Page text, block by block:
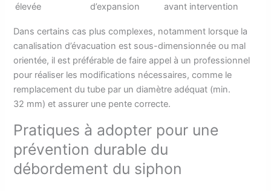
élevée
d’expansion
avant intervention
Dans certains cas plus complexes, notamment lorsque la
canalisation d’évacuation est sous-dimensionnée ou mal
orientée, il est préférable de faire appel à un professionnel
pour réaliser les modifications nécessaires, comme le
remplacement du tube par un diamètre adéquat (min.
32 mm) et assurer une pente correcte.
Pratiques à adopter pour une
prévention durable du
débordement du siphon